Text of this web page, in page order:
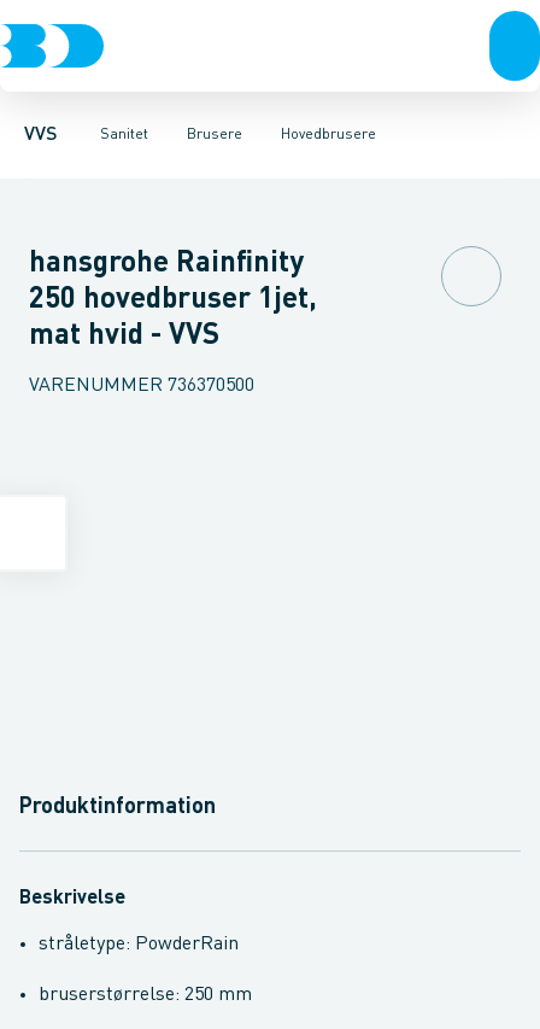
VVS Sanitet
Rør & fittingsPressfittings & rørKuglehaner & ventiler
Brusere
Toiletter, sæder og cisterner VaskeArmaturer
Hovedbrusere
HåndbrusereBruseslanger BrusesætBrusestænger
hansgrohe Rainfinity
250 hovedbruser 1jet,
mat hvid - VVS
VARENUMMER 736370500
Produktinformation
Beskrivelse
stråletype: PowderRain
bruserstørrelse: 250 mm